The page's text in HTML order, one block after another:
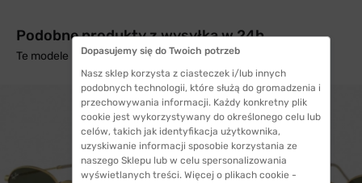
Podobne produkty z wysyłką w 24h
Te modele mogą Cię zainteresować
Dopasujemy się do Twoich potrzeb
Nasz sklep korzysta z ciasteczek i/lub innych
podobnych technologii, które służą do gromadzenia i
przechowywania informacji. Każdy konkretny plik
cookie jest wykorzystywany do określonego celu lub
celów, takich jak identyfikacja użytkownika,
uzyskiwanie informacji sposobie korzystania ze
naszego Sklepu lub w celu spersonalizowania
wyświetlanych treści. Więcej o plikach cookie -